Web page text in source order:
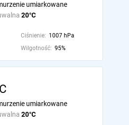
20°C
umiarkowane
Ciśnienie: 1007 hPa
Wilgotność: 95%
20°C
umiarkowane